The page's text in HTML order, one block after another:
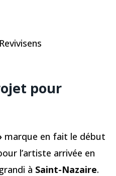
pour
marque en fait le début
l’artiste arrivée en
à Saint-Nazaire.